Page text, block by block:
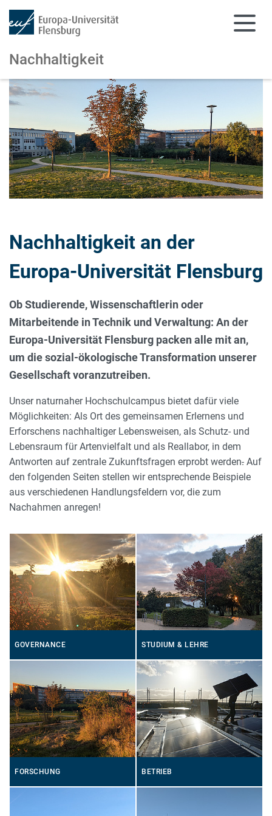
Zum Hauptinhalt springen
Zur Navigation springen
Nachhaltigkeit
Nachhaltigkeit an der
Europa-Universität Flensburg
Ob Studierende, Wissenschaftlerin oder
Mitarbeitende in Technik und Verwaltung: An der
Europa-Universität Flensburg packen alle mit an,
um die sozial-ökologische Transformation unserer
Gesellschaft voranzutreiben.
Unser naturnaher Hochschulcampus bietet dafür viele
Möglichkeiten: Als Ort des gemeinsamen Erlernens und
Erforschens nachhaltiger Lebensweisen, als Schutz- und
Lebensraum für Artenvielfalt und als Reallabor, in dem
Antworten auf zentrale Zukunftsfragen erprobt werden. Auf
den folgenden Seiten stellen wir entsprechende Beispiele
aus verschiedenen Handlungsfeldern vor, die zum
Nachahmen anregen!
GOVERNANCE STUDIUM & LEHRE
FORSCHUNG BETRIEB